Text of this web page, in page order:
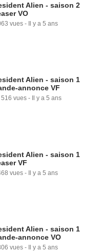
Alien - saison 2
VO
vues - Il y a 5 ans
Alien - saison 1
annonce VF
516 vues - Il y a 5 ans
Alien - saison 1
VF
vues - Il y a 5 ans
Alien - saison 1
annonce VO
vues - Il y a 5 ans